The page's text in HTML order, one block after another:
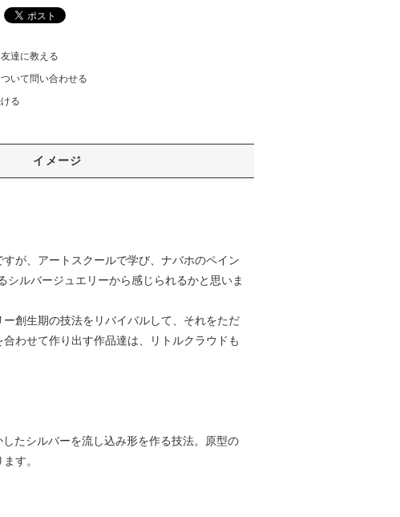
達に教える
いて問い合わせる
る
イメージ
が、アートスクールで学び、ナバホのペイン
ルバージュエリーから感じられるかと思いま
創生期の技法をリバイバルして、それをただ
わせて作り出す作品達は、リトルクラウドも
たシルバーを流し込み形を作る技法。原型の
す。